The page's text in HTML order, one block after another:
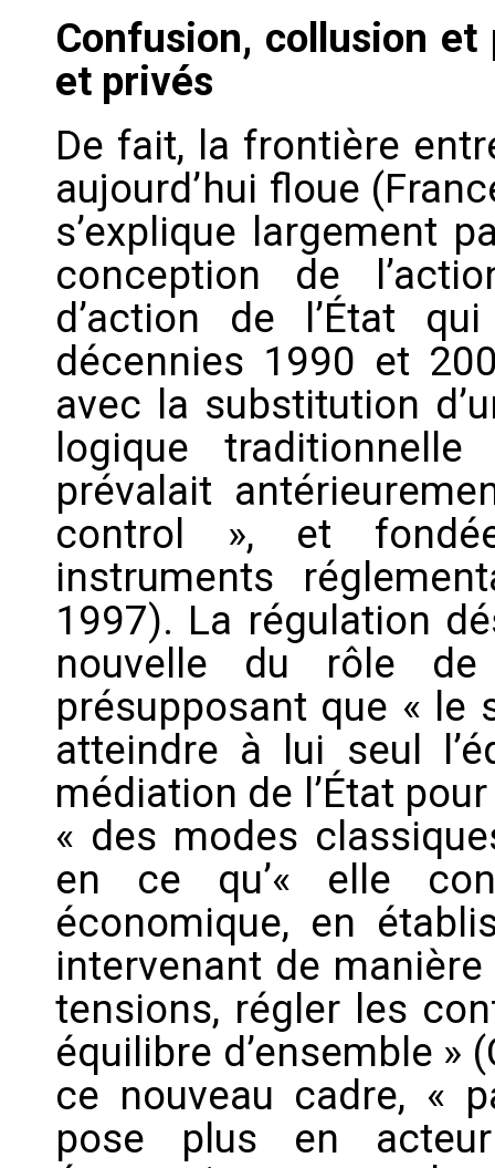
Confusion, collusion
et privés
De fait, la frontière
aujourd’hui floue
s’explique largement
conception de
d’action de l’État
décennies 1990 et
avec la substitution
logique
prévalait
control », et
instruments
1997). La régulation
nouvelle du rôle de
présupposant que « le
atteindre à lui seul
médiation de l’État
« des modes
en ce qu’« elle
économique, en
intervenant de
tensions, régler les
équilibre d’ensemble »
ce nouveau cadre, «
pose plus en